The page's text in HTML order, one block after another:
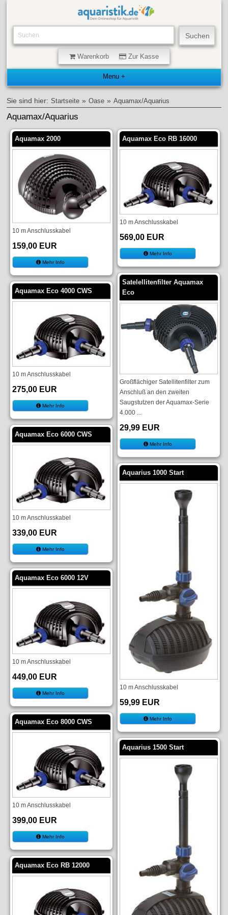
Warenkorb Zur Kasse
Sie sind hier: Startseite » Oase » Aquamax/Aquarius
Aquamax/Aquarius
Aquamax 2000
10 m Anschlusskabel
159,00 EUR
Mehr Info
Aquamax Eco 4000 CWS
10 m Anschlusskabel
275,00 EUR
Mehr Info
Aquamax Eco 6000 CWS
10 m Anschlusskabel
339,00 EUR
Mehr Info
Aquamax Eco 6000 12V
10 m Anschlusskabel
449,00 EUR
Mehr Info
Aquamax Eco 8000 CWS
10 m Anschlusskabel
399,00 EUR
Mehr Info
Aquamax Eco RB 12000
Aquamax Eco RB 16000
10 m Anschlusskabel
569,00 EUR
Mehr Info
Satelellitenfilter Aquamax
Eco
Großflächiger Satellitenfilter zum
Anschluß an den zweiten
Saugstutzen der Aquamax-Serie
4.000 ...
29,99 EUR
Mehr Info
Aquarius 1000 Start
10 m Anschlusskabel
59,99 EUR
Mehr Info
Aquarius 1500 Start